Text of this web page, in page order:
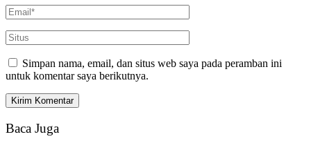
Simpan nama, email, dan situs web saya pada peramban ini
untuk komentar saya berikutnya.
Baca Juga